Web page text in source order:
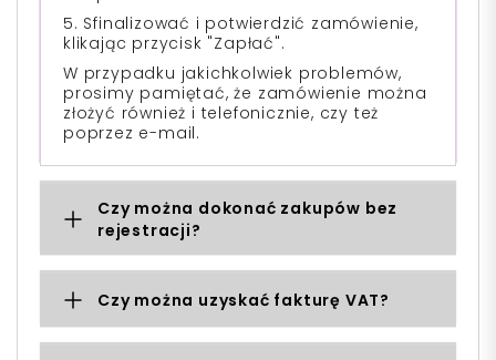
5. Sfinalizować i potwierdzić zamówienie,
klikając przycisk "Zapłać".
W przypadku jakichkolwiek problemów,
prosimy pamiętać, że zamówienie można
złożyć również i telefonicznie, czy też
poprzez e-mail.
Czy można dokonać zakupów bez
rejestracji?
Czy można uzyskać fakturę VAT?